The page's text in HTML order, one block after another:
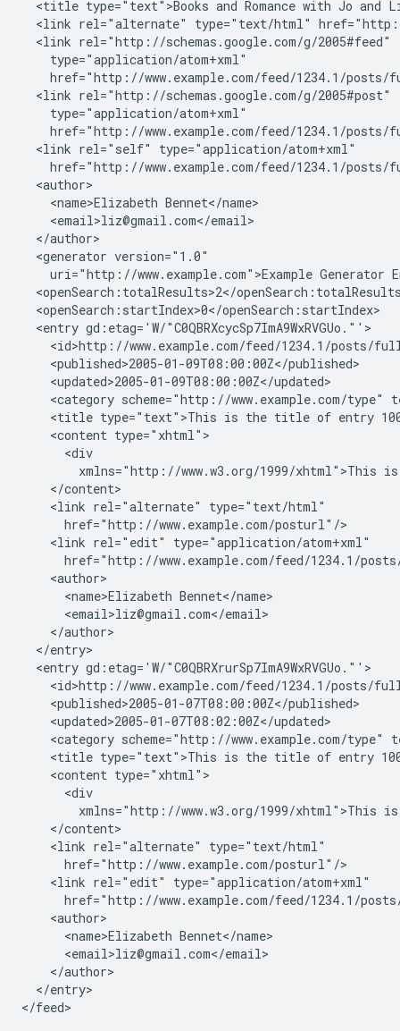
<title type="text">Books and Romance with Jo and
<link rel="alternate" type="text/html"
  <link rel="http://schemas.google.com/g/2005#feed"
    type="application/atom+xml"
href="http://www.example.com/feed/1234.1/posts/
  <link rel="http://schemas.google.com/g/2005#post"
    type="application/atom+xml"
href="http://www.example.com/feed/1234.1/posts/
  <link rel="self" type="application/atom+xml"
href="http://www.example.com/feed/1234.1/posts/
  <author>
    <name>Elizabeth Bennet</name>
    <email>liz@gmail.com</email>
  </author>
  <generator version="1.0"
uri="http://www.example.com">Example Generator
<openSearch:totalResults>2</
  <openSearch:startIndex>0</openSearch:startIndex>
  <entry gd:etag='W/"C0QBRXcycSp7ImA9WxRVGUo."'>
<id>http://www.example.com/feed/1234.1/posts/
    <published>2005-01-09T08:00:00Z</published>
    <updated>2005-01-09T08:00:00Z</updated>
<category scheme="http://www.example.com/type"
<title type="text">This is the title of entry
    <content type="xhtml">
      <div
xmlns="http://www.w3.org/1999/xhtml">This
    </content>
    <link rel="alternate" type="text/html"
      href="http://www.example.com/posturl"/>
    <link rel="edit" type="application/atom+xml"
href="http://www.example.com/feed/1234.1/
    <author>
      <name>Elizabeth Bennet</name>
      <email>liz@gmail.com</email>
    </author>
  </entry>
  <entry gd:etag='W/"C0QBRXrurSp7ImA9WxRVGUo."'>
<id>http://www.example.com/feed/1234.1/posts/
    <published>2005-01-07T08:00:00Z</published>
    <updated>2005-01-07T08:02:00Z</updated>
<category scheme="http://www.example.com/type"
<title type="text">This is the title of entry
    <content type="xhtml">
      <div
xmlns="http://www.w3.org/1999/xhtml">This
    </content>
    <link rel="alternate" type="text/html"
      href="http://www.example.com/posturl"/>
    <link rel="edit" type="application/atom+xml"
href="http://www.example.com/feed/1234.1/
    <author>
      <name>Elizabeth Bennet</name>
      <email>liz@gmail.com</email>
    </author>
  </entry>